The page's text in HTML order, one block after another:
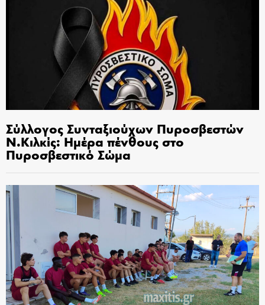
Σύλλογος Συνταξιούχων Πυροσβεστών
Ν.Κιλκίς: Ημέρα πένθους στο
Πυροσβεστικό Σώμα